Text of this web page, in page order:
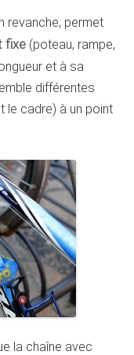
revanche, permet
fixe (poteau, rampe,
et à sa
différentes
le cadre) à un point
la chaîne avec